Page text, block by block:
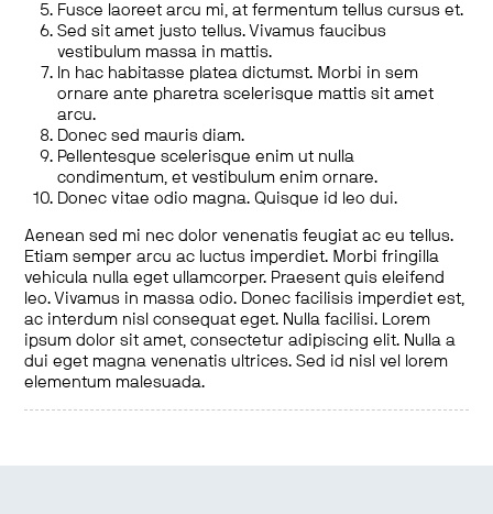
Fusce laoreet arcu mi, at fermentum tellus cursus et.
Sed sit amet justo tellus. Vivamus faucibus
vestibulum massa in mattis.
In hac habitasse platea dictumst. Morbi in sem
ornare ante pharetra scelerisque mattis sit amet
arcu.
Donec sed mauris diam.
Pellentesque scelerisque enim ut nulla
condimentum, et vestibulum enim ornare.
Donec vitae odio magna. Quisque id leo dui.
Aenean sed mi nec dolor venenatis feugiat ac eu tellus.
Etiam semper arcu ac luctus imperdiet. Morbi fringilla
vehicula nulla eget ullamcorper. Praesent quis eleifend
leo. Vivamus in massa odio. Donec facilisis imperdiet est,
ac interdum nisl consequat eget. Nulla facilisi. Lorem
ipsum dolor sit amet, consectetur adipiscing elit. Nulla a
dui eget magna venenatis ultrices. Sed id nisl vel lorem
elementum malesuada.